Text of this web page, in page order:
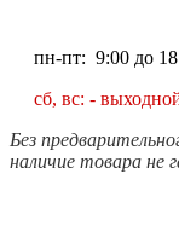
пн-пт: 9:00 до
сб, вс: -
Без
наличие товара не